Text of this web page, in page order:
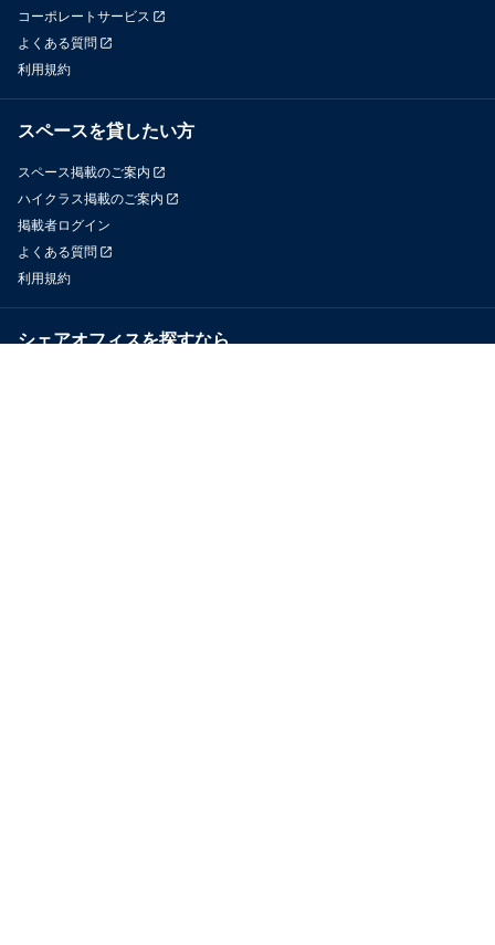
コーポレートサービス
よくある質問
利用規約
スペースを貸したい方
スペース掲載のご案内
ハイクラス掲載のご案内
掲載者ログイン
よくある質問
利用規約
シェアオフィスを探すなら